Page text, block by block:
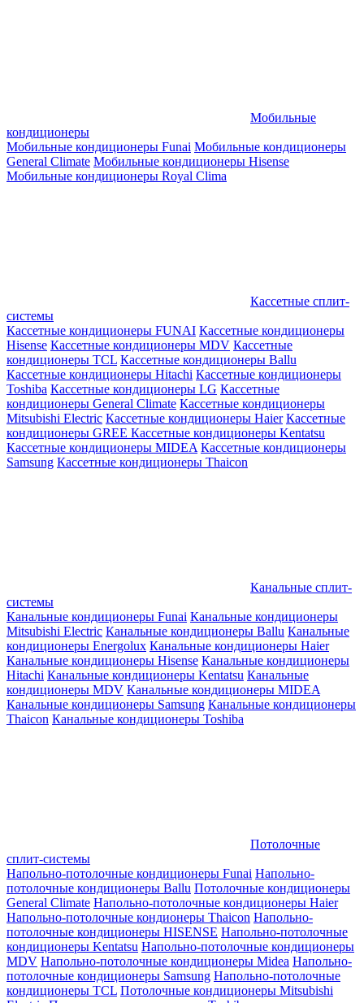
Мобильные
кондиционеры
Мобильные кондиционеры Funai Мобильные кондиционеры
General Climate Мобильные кондиционеры Hisense
Мобильные кондиционеры Royal Clima
Кассетные сплит-
системы
Кассетные кондиционеры FUNAI Кассетные кондиционеры
Hisense Кассетные кондиционеры MDV Кассетные
кондиционеры TCL Кассетные кондиционеры Ballu
Кассетные кондиционеры Hitachi Кассетные кондиционеры
Toshiba Кассетные кондиционеры LG Кассетные
кондиционеры General Climate Кассетные кондиционеры
Mitsubishi Electric Кассетные кондиционеры Haier Кассетные
кондиционеры GREE Кассетные кондиционеры Kentatsu
Кассетные кондиционеры MIDEA Кассетные кондиционеры
Samsung Кассетные кондиционеры Thaicon
Канальные сплит-
системы
Канальные кондиционеры Funai Канальные кондиционеры
Mitsubishi Electric Канальные кондиционеры Ballu Канальные
кондиционеры Energolux Канальные кондиционеры Haier
Канальные кондиционеры Hisense Канальные кондиционеры
Hitachi Канальные кондиционеры Kentatsu Канальные
кондиционеры MDV Канальные кондиционеры MIDEA
Канальные кондиционеры Samsung Канальные кондиционеры
Thaicon Канальные кондиционеры Toshiba
Потолочные
сплит-системы
Напольно-потолочные кондиционеры Funai Напольно-
потолочные кондиционеры Ballu Потолочные кондиционеры
General Climate Напольно-потолочные кондиционеры Haier
Напольно-потолочные кондионеры Thaicon Напольно-
потолочные кондиционеры HISENSE Напольно-потолочные
кондиционеры Kentatsu Напольно-потолочные кондиционеры
MDV Напольно-потолочные кондиционеры Midea Напольно-
потолочные кондиционеры Samsung Напольно-потолочные
кондиционеры TCL Потолочные кондиционеры Mitsubishi